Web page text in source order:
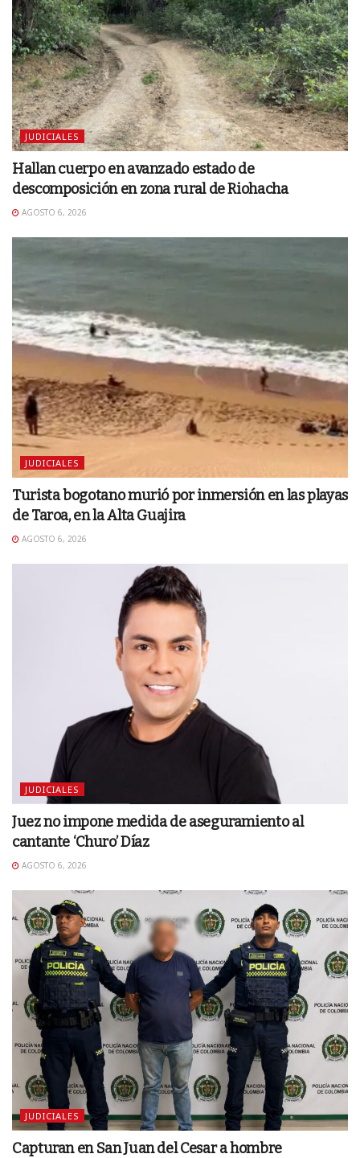
JUDICIALES
Hallan cuerpo en avanzado estado de
descomposición en zona rural de Riohacha
AGOSTO 6, 2026
JUDICIALES
Turista bogotano murió por inmersión en las playas
de Taroa, en la Alta Guajira
AGOSTO 6, 2026
JUDICIALES
Juez no impone medida de aseguramiento al
cantante ‘Churo’ Díaz
AGOSTO 6, 2026
JUDICIALES
Capturan en San Juan del Cesar a hombre